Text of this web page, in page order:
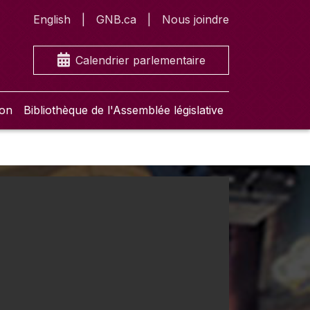
English GNB.ca Nous joindre
Calendrier parlementaire
Bibliothèque de l'Assemblée législative